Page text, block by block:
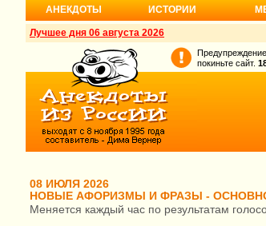
АНЕКДОТЫ ИСТОРИИ
Лучшее дня 06 августа 2026
покиньте сайт.
08 ИЮЛЯ 2026
НОВЫЕ АФОРИЗМЫ И ФРАЗЫ -
Меняется каждый час по результатам